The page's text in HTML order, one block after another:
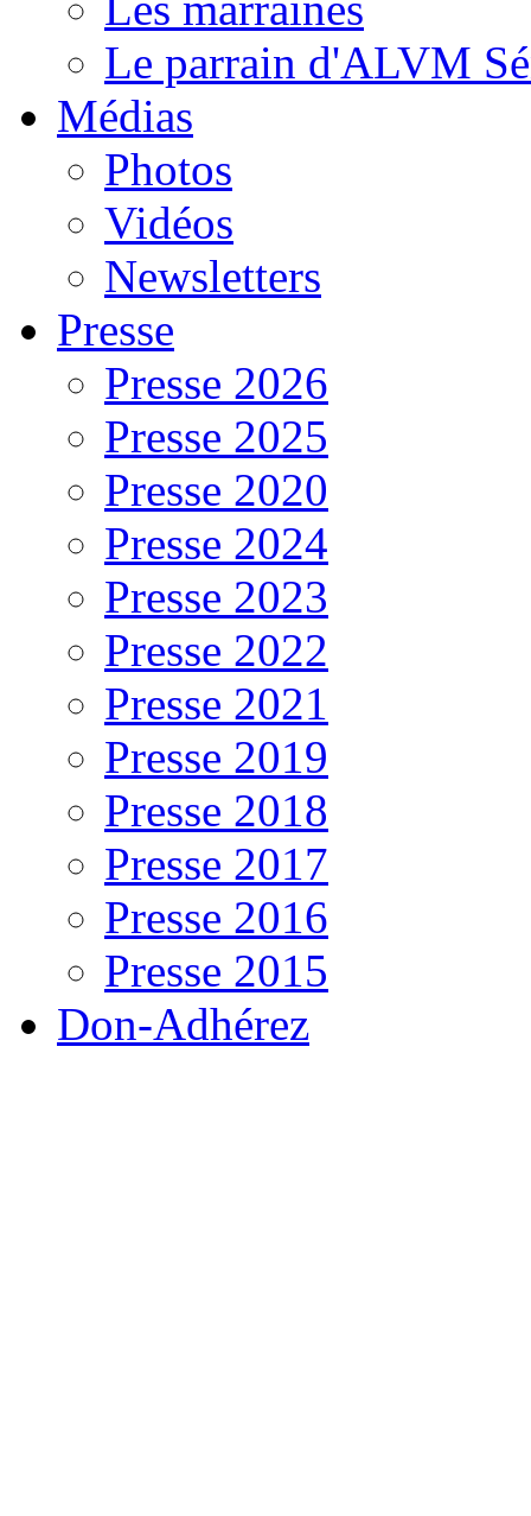
Le parrain d'ALVM
Médias
Photos
Vidéos
Newsletters
Presse
Presse 2026
Presse 2025
Presse 2020
Presse 2024
Presse 2023
Presse 2022
Presse 2021
Presse 2019
Presse 2018
Presse 2017
Presse 2016
Presse 2015
Don-Adhérez